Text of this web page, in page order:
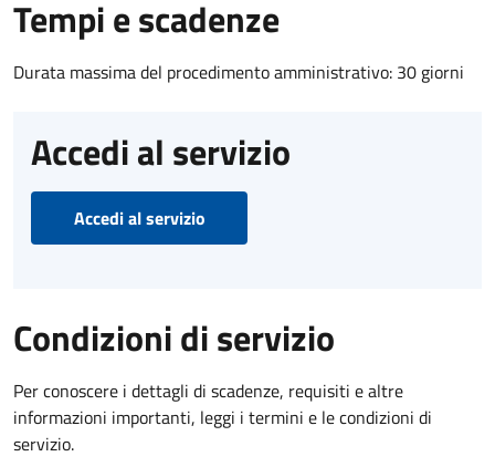
Tempi e scadenze
Durata massima del procedimento amministrativo: 30 giorni
Accedi al servizio
Accedi al servizio
Condizioni di servizio
Per conoscere i dettagli di scadenze, requisiti e altre
informazioni importanti, leggi i termini e le condizioni di
servizio.